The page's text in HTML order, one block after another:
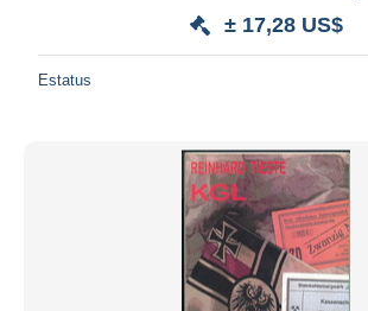
± 17,28 US$
Estatus